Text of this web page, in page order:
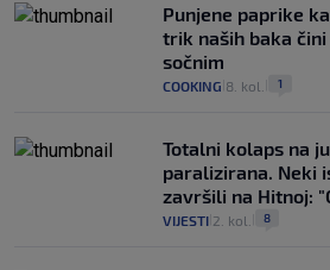
Punjene paprike
trik naših baka
sočnim
COOKING 8. kol. 1
Totalni kolaps na
paralizirana. Neki
završili na Hitnoj:
VIJESTI 2. kol. 8